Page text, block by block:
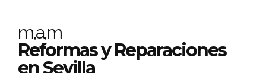
m,a,m
Reformas y Reparaciones
en Sevilla